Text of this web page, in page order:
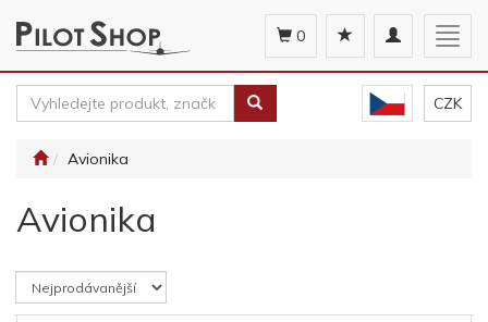
Toggle
navigation
0
CZK
Avionika
Avionika